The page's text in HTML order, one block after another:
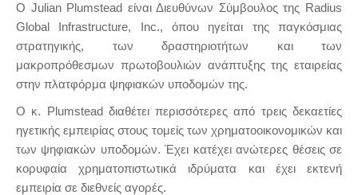
Ο Julian Plumstead είναι Διευθύνων Σύμβουλος της Radius
Global Infrastructure, Inc., όπου ηγείται της παγκόσμιας
στρατηγικής, των δραστηριοτήτων και των
μακροπρόθεσμων πρωτοβουλιών ανάπτυξης της εταιρείας
στην πλατφόρμα ψηφιακών υποδομών της.
Ο κ. Plumstead διαθέτει περισσότερες από τρεις δεκαετίες
ηγετικής εμπειρίας στους τομείς των χρηματοοικονομικών και
των ψηφιακών υποδομών. Έχει κατέχει ανώτερες θέσεις σε
κορυφαία χρηματοπιστωτικά ιδρύματα και έχει εκτενή
εμπειρία σε διεθνείς αγορές.